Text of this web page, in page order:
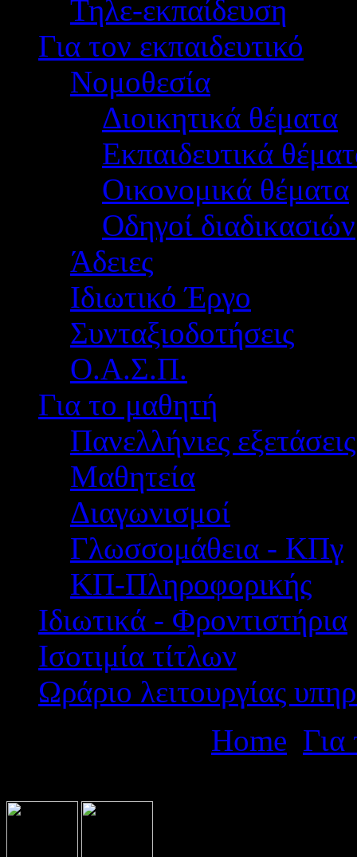
Τηλε-εκπαίδευση
Για τον εκπαιδευτικό
Νομοθεσία
Διοικητικά θέματα
Εκπαιδευτικά
Οικονομικά θέματα
Οδηγοί διαδικασιών
Άδειες
Ιδιωτικό Έργο
Συνταξιοδοτήσεις
Ο.Α.Σ.Π.
Για το μαθητή
Πανελλήνιες εξετάσεις
Μαθητεία
Διαγωνισμοί
Γλωσσομάθεια - ΚΠγ
ΚΠ-Πληροφορικής
Ιδιωτικά - Φροντιστήρια
Ισοτιμία τίτλων
Ωράριο λειτουργίας
Home Για